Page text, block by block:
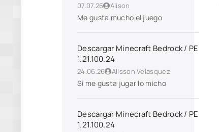
07.07.26 Alison
Me gusta mucho el juego
Descargar Minecraft Bedrock / PE
1.21.100.24
24.06.26 Alisson Velasquez
Si me gusta jugar lo micho
Descargar Minecraft Bedrock / PE
1.21.100.24